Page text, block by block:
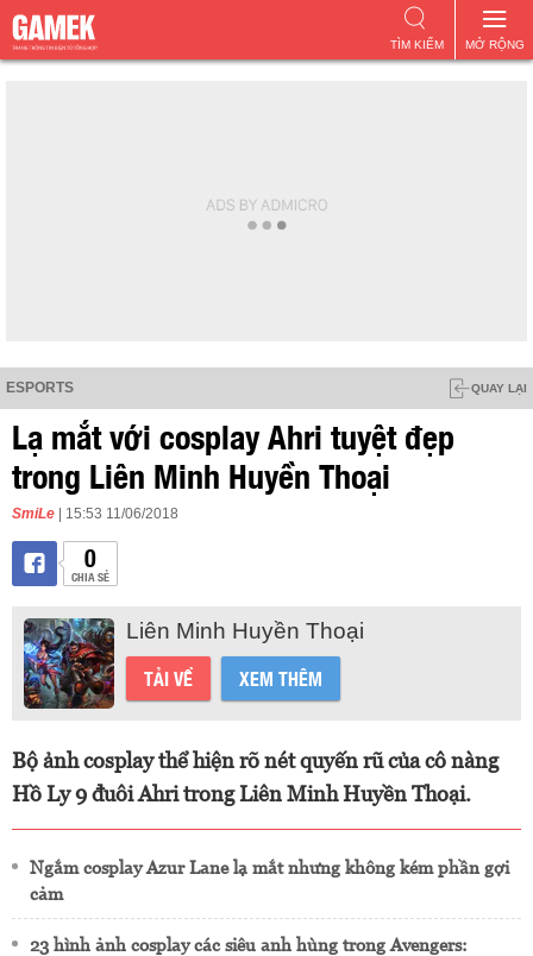
MỞ RỘNG
TÌM KIẾM
ESPORTS QUAY LẠI
Lạ mắt với cosplay Ahri tuyệt đẹp
trong Liên Minh Huyền Thoại
SmiLe | 15:53 11/06/2018
0
CHIA SẺ
Liên Minh Huyền Thoại
TẢI VỀ XEM THÊM
Bộ ảnh cosplay thể hiện rõ nét quyến rũ của cô nàng
Hồ Ly 9 đuôi Ahri trong Liên Minh Huyền Thoại.
Ngắm cosplay Azur Lane lạ mắt nhưng không kém phần gợi
cảm
23 hình ảnh cosplay các siêu anh hùng trong Avengers: